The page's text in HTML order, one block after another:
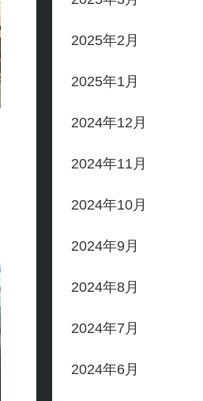
2025年2月
2025年1月
2024年12月
2024年11月
2024年10月
2024年9月
2024年8月
2024年7月
2024年6月